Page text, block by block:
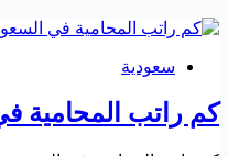
سعودية
كم راتب المحامية في